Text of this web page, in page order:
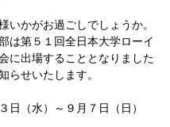
いかがお過ごしでしょうか。
は第５１回全日本大学ローイ
に出場することとなりました
らせいたします。
（水）～９月７日（日）